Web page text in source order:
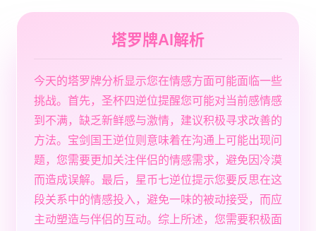
塔罗牌AI解析
今天的塔罗牌分析显示您在情感方面可能面临一些
挑战。首先，圣杯四逆位提醒您可能对当前感情感
到不满，缺乏新鲜感与激情，建议积极寻求改善的
方法。宝剑国王逆位则意味着在沟通上可能出现问
题，您需要更加关注伴侣的情感需求，避免因冷漠
而造成误解。最后，星币七逆位提示您要反思在这
段关系中的情感投入，避免一味的被动接受，而应
主动塑造与伴侣的互动。综上所述，您需要积极面